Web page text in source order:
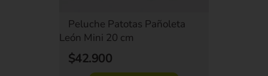
Peluche Patotas Pañoleta
León Mini 20 cm
$42.900